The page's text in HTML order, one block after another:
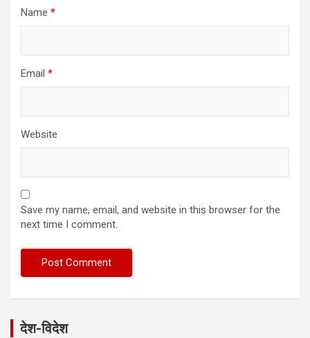
Name *
Email *
Website
Save my name, email, and website in this browser for the
next time I comment.
देश-विदेश